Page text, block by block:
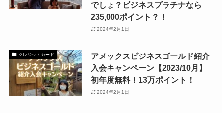
でしょ？ビジネスプラチナなら
235,000ポイント？！
2024年2月1日
クレジットカード
アメックスビジネスゴールド紹介
入会キャンペーン【2023/10月】
初年度無料！13万ポイント！
2024年2月1日